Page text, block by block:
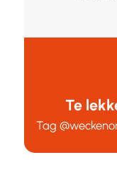
Te
Tag